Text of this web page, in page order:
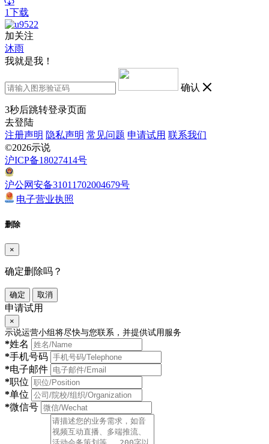
1下载
加关注
沐雨
我就是我！
确认
3秒后跳转登录页面
去登陆
注册声明 隐私声明 常见问题 申请试用 联系我们
©2026示说
沪ICP备18027414号
沪公网安备31011702004679号
电子营业执照
删除
×
确定删除吗？
确定 取消
申请试用
×
示说运营小组将尽快与您联系，并提供试用服务
*姓名
*手机号码
*电子邮件
*职位
*单位
*微信号